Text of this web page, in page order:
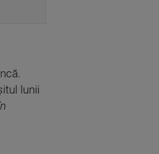
lunii